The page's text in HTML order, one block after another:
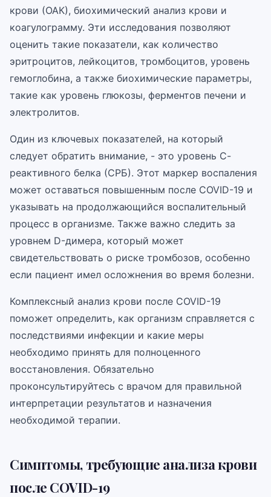
крови (ОАК), биохимический анализ крови и
коагулограмму. Эти исследования позволяют
оценить такие показатели, как количество
эритроцитов, лейкоцитов, тромбоцитов, уровень
гемоглобина, а также биохимические параметры,
такие как уровень глюкозы, ферментов печени и
электролитов.
Один из ключевых показателей, на который
следует обратить внимание, - это уровень С-
реактивного белка (СРБ). Этот маркер воспаления
может оставаться повышенным после COVID-19 и
указывать на продолжающийся воспалительный
процесс в организме. Также важно следить за
уровнем D-димера, который может
свидетельствовать о риске тромбозов, особенно
если пациент имел осложнения во время болезни.
Комплексный анализ крови после COVID-19
поможет определить, как организм справляется с
последствиями инфекции и какие меры
необходимо принять для полноценного
восстановления. Обязательно
проконсультируйтесь с врачом для правильной
интерпретации результатов и назначения
необходимой терапии.
Симптомы, требующие анализа крови
после COVID-19